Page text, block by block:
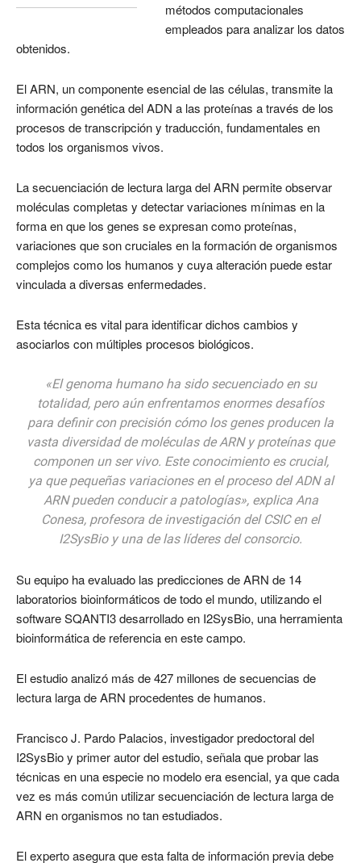
métodos computacionales
empleados para analizar los datos
obtenidos.
El ARN, un componente esencial de las células, transmite la
información genética del ADN a las proteínas a través de los
procesos de transcripción y traducción, fundamentales en
todos los organismos vivos.
La secuenciación de lectura larga del ARN permite observar
moléculas completas y detectar variaciones mínimas en la
forma en que los genes se expresan como proteínas,
variaciones que son cruciales en la formación de organismos
complejos como los humanos y cuya alteración puede estar
vinculada a diversas enfermedades.
Esta técnica es vital para identificar dichos cambios y
asociarlos con múltiples procesos biológicos.
«El genoma humano ha sido secuenciado en su
totalidad, pero aún enfrentamos enormes desafíos
para definir con precisión cómo los genes producen la
vasta diversidad de moléculas de ARN y proteínas que
componen un ser vivo. Este conocimiento es crucial,
ya que pequeñas variaciones en el proceso del ADN al
ARN pueden conducir a patologías», explica Ana
Conesa, profesora de investigación del CSIC en el
I2SysBio y una de las líderes del consorcio.
Su equipo ha evaluado las predicciones de ARN de 14
laboratorios bioinformáticos de todo el mundo, utilizando el
software SQANTI3 desarrollado en I2SysBio, una herramienta
bioinformática de referencia en este campo.
El estudio analizó más de 427 millones de secuencias de
lectura larga de ARN procedentes de humanos.
Francisco J. Pardo Palacios, investigador predoctoral del
I2SysBio y primer autor del estudio, señala que probar las
técnicas en una especie no modelo era esencial, ya que cada
vez es más común utilizar secuenciación de lectura larga de
ARN en organismos no tan estudiados.
El experto asegura que esta falta de información previa debe